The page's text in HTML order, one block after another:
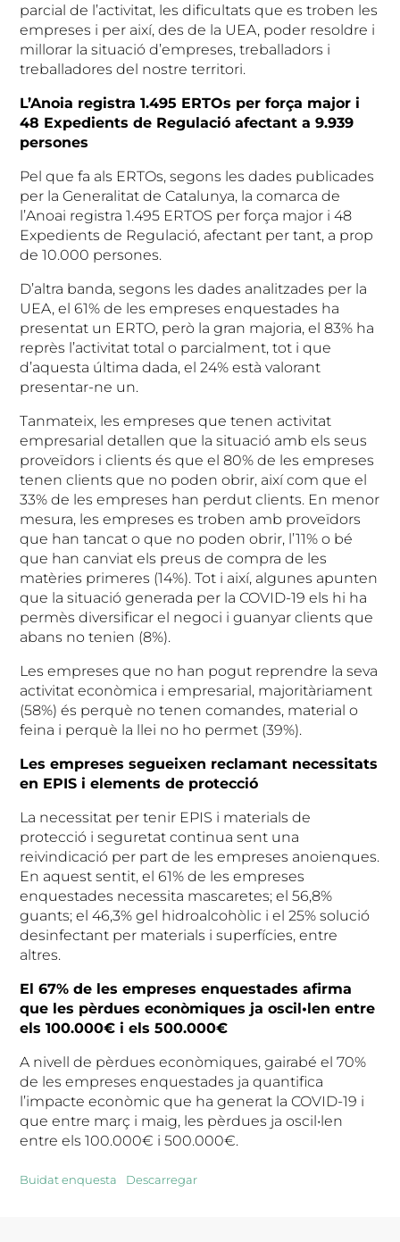
parcial de l’activitat, les dificultats que es troben les
empreses i per així, des de la UEA, poder resoldre i
millorar la situació d’empreses, treballadors i
treballadores del nostre territori.
L’Anoia registra 1.495 ERTOs per força major i
48 Expedients de Regulació afectant a 9.939
persones
Pel que fa als ERTOs, segons les dades publicades
per la Generalitat de Catalunya, la comarca de
l’Anoai registra 1.495 ERTOS per força major i 48
Expedients de Regulació, afectant per tant, a prop
de 10.000 persones.
D’altra banda, segons les dades analitzades per la
UEA, el 61% de les empreses enquestades ha
presentat un ERTO, però la gran majoria, el 83% ha
reprès l’activitat total o parcialment, tot i que
d’aquesta última dada, el 24% està valorant
presentar-ne un.
Tanmateix, les empreses que tenen activitat
empresarial detallen que la situació amb els seus
proveïdors i clients és que el 80% de les empreses
tenen clients que no poden obrir, així com que el
33% de les empreses han perdut clients. En menor
mesura, les empreses es troben amb proveïdors
que han tancat o que no poden obrir, l’11% o bé
que han canviat els preus de compra de les
matèries primeres (14%). Tot i així, algunes apunten
que la situació generada per la COVID-19 els hi ha
permès diversificar el negoci i guanyar clients que
abans no tenien (8%).
Les empreses que no han pogut reprendre la seva
activitat econòmica i empresarial, majoritàriament
(58%) és perquè no tenen comandes, material o
feina i perquè la llei no ho permet (39%).
Les empreses segueixen reclamant necessitats
en EPIS i elements de protecció
La necessitat per tenir EPIS i materials de
protecció i seguretat continua sent una
reivindicació per part de les empreses anoienques.
En aquest sentit, el 61% de les empreses
enquestades necessita mascaretes; el 56,8%
guants; el 46,3% gel hidroalcohòlic i el 25% solució
desinfectant per materials i superfícies, entre
altres.
El 67% de les empreses enquestades afirma
que les pèrdues econòmiques ja oscil•len entre
els 100.000€ i els 500.000€
A nivell de pèrdues econòmiques, gairabé el 70%
de les empreses enquestades ja quantifica
l’impacte econòmic que ha generat la COVID-19 i
que entre març i maig, les pèrdues ja oscil•len
entre els 100.000€ i 500.000€.
Buidat enquesta Descarregar